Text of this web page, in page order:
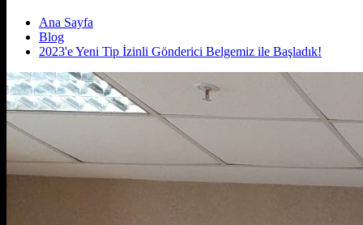
Ana Sayfa
Blog
2023'e Yeni Tip İzinli Gönderici Belgemiz ile Başladık!